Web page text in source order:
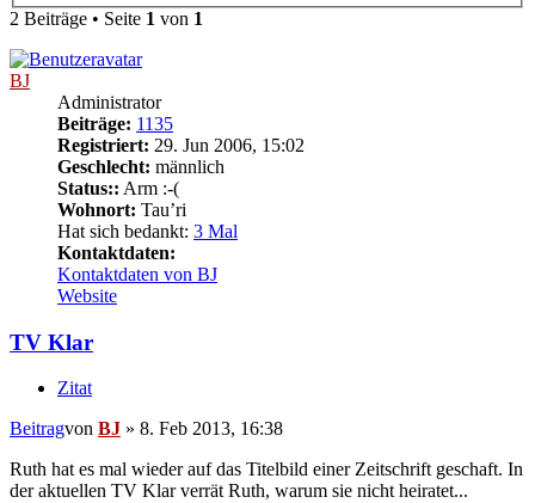
2 Beiträge • Seite 1 von 1
BJ
Administrator
Beiträge: 1135
Registriert: 29. Jun 2006, 15:02
Geschlecht: männlich
Status:: Arm :-(
Wohnort: Tau’ri
Hat sich bedankt: 3 Mal
Kontaktdaten:
Kontaktdaten von BJ
Website
TV Klar
Zitat
Beitragvon BJ » 8. Feb 2013, 16:38
Ruth hat es mal wieder auf das Titelbild einer Zeitschrift geschaft. In
der aktuellen TV Klar verrät Ruth, warum sie nicht heiratet...